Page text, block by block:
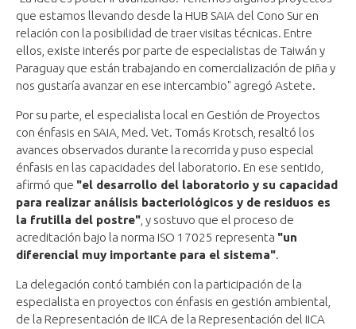
que estamos llevando desde la HUB SAIA del Cono Sur en
relación con la posibilidad de traer visitas técnicas. Entre
ellos, existe interés por parte de especialistas de Taiwán y
Paraguay que están trabajando en comercialización de piña y
nos gustaría avanzar en ese intercambio" agregó Astete.
Por su parte, el especialista local en Gestión de Proyectos
con énfasis en SAIA, Med. Vet. Tomás Krotsch, resaltó los
avances observados durante la recorrida y puso especial
énfasis en las capacidades del laboratorio. En ese sentido,
afirmó que "el desarrollo del laboratorio y su capacidad
para realizar análisis bacteriológicos y de residuos es
la frutilla del postre" , y sostuvo que el proceso de
acreditación bajo la norma ISO 17025 representa "un
diferencial muy importante para el sistema".
La delegación contó también con la participación de la
especialista en proyectos con énfasis en gestión ambiental,
de la Representación de IICA de la Representación del IICA